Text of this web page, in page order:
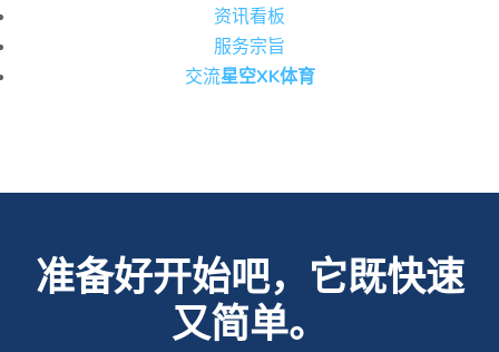
资讯看板
服务宗旨
交流星空XK体育
准备好开始吧，它既快速
又简单。